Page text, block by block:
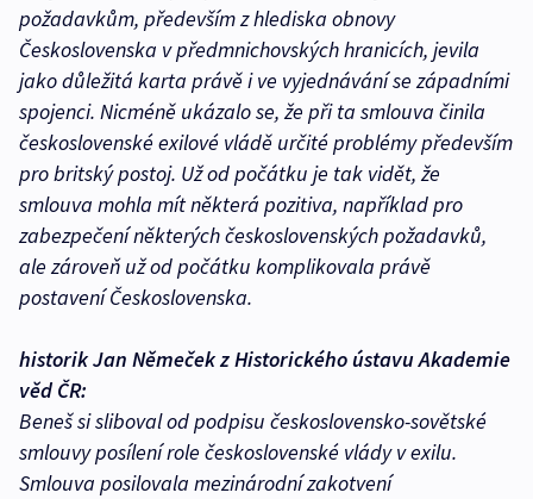
požadavkům, především z hlediska obnovy
Československa v předmnichovských hranicích, jevila
jako důležitá karta právě i ve vyjednávání se západními
spojenci. Nicméně ukázalo se, že při ta smlouva činila
československé exilové vládě určité problémy především
pro britský postoj. Už od počátku je tak vidět, že
smlouva mohla mít některá pozitiva, například pro
zabezpečení některých československých požadavků,
ale zároveň už od počátku komplikovala právě
postavení Československa.
historik Jan Němeček z Historického ústavu Akademie
věd ČR:
Beneš si sliboval od podpisu československo-sovětské
smlouvy posílení role československé vlády v exilu.
Smlouva posilovala mezinárodní zakotvení